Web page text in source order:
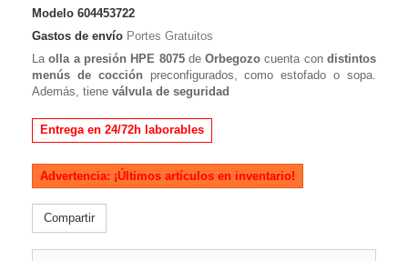
Modelo 604453722
Gastos de envío Portes Gratuitos
Laolla a presión HPE 8075deOrbegozocuenta condistintos
menús de cocción preconfigurados, como estofado o sopa.
Además, tiene válvula de seguridad
Entrega en 24/72h laborables
Advertencia: ¡Últimos artículos en inventario!
Compartir